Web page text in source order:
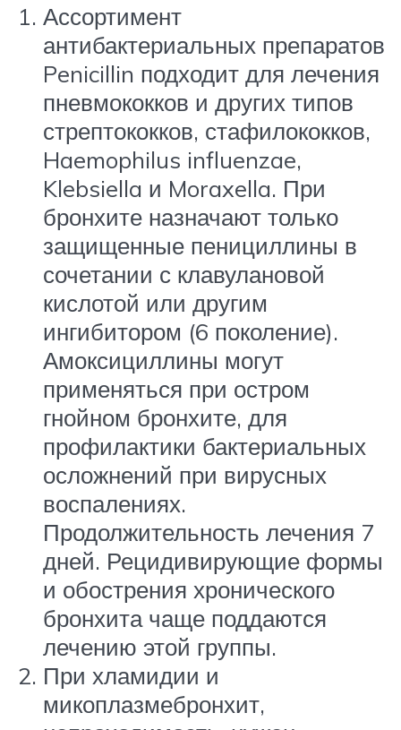
Ассортимент
антибактериальных препаратов
Penicillin подходит для лечения
пневмококков и других типов
стрептококков, стафилококков,
Haemophilus influenzae,
Klebsiella и Moraxella. При
бронхите назначают только
защищенные пенициллины в
сочетании с клавулановой
кислотой или другим
ингибитором (6 поколение).
Амоксициллины могут
применяться при остром
гнойном бронхите, для
профилактики бактериальных
осложнений при вирусных
воспалениях.
Продолжительность лечения 7
дней. Рецидивирующие формы
и обострения хронического
бронхита чаще поддаются
лечению этой группы.
При хламидии и
микоплазмебронхит,